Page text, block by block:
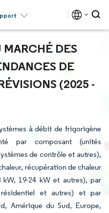
MARCHÉ DES
DE
(2025 -
à débit de frigorigène
par composant (unités
de contrôle et autres),
récupération de chaleur
19-24 kW et autres), par
et autres) et par
Amérique du Sud, Europe,